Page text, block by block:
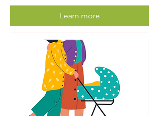
Learn more